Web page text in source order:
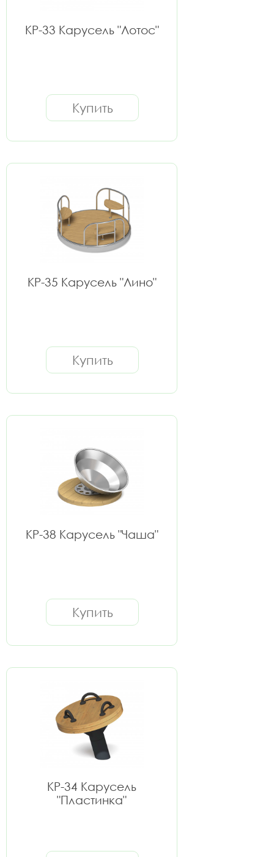
КР-33 Карусель "Лотос"
Купить
КР-35 Карусель "Лино"
Купить
КР-38 Карусель "Чаша"
Купить
КР-34 Карусель
"Пластинка"